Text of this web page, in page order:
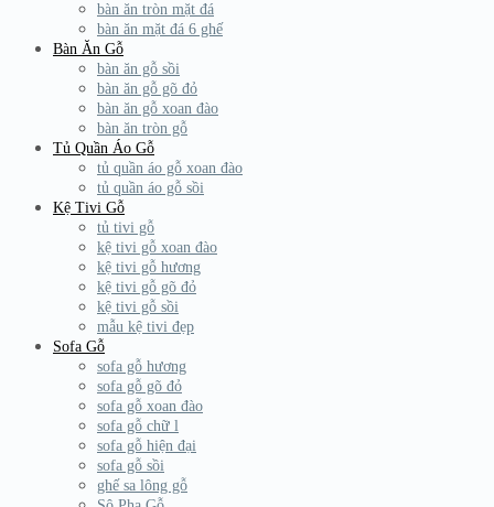
bàn ăn tròn mặt đá
bàn ăn mặt đá 6 ghế
Bàn Ăn Gỗ
bàn ăn gỗ sồi
bàn ăn gỗ gõ đỏ
bàn ăn gỗ xoan đào
bàn ăn tròn gỗ
Tủ Quần Áo Gỗ
tủ quần áo gỗ xoan đào
tủ quần áo gỗ sồi
Kệ Tivi Gỗ
tủ tivi gỗ
kệ tivi gỗ xoan đào
kệ tivi gỗ hương
kệ tivi gỗ gõ đỏ
kệ tivi gỗ sồi
mẫu kệ tivi đẹp
Sofa Gỗ
sofa gỗ hương
sofa gỗ gõ đỏ
sofa gỗ xoan đào
sofa gỗ chữ l
sofa gỗ hiện đại
sofa gỗ sồi
ghế sa lông gỗ